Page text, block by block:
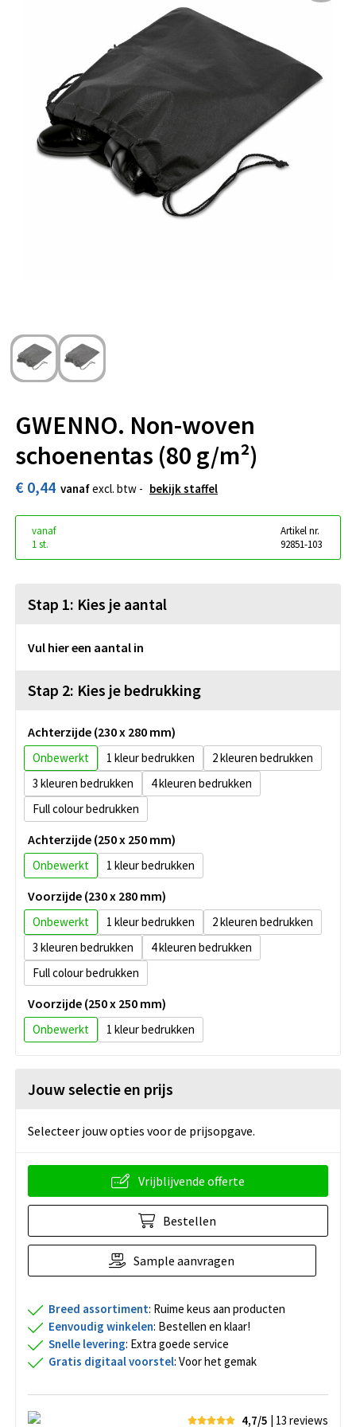
Arm- en handbescherming
Ademhalingsbescherming
Gehoorbescherming
Oog- en gelaatsbescherming
Hoofdbescherming
GWENNO. Non-woven
schoenentas (80 g/m²)
€ 0,44 vanafexcl. btw - bekijk staffel
vanaf
1 st.
Artikel nr.
92851-103
Stap 1: Kies je aantal
Vul hier een aantal in
Stap 2: Kies je bedrukking
Achterzijde (230 x 280 mm)
Onbewerkt 1
2
3
4
Full colour
Achterzijde (250 x 250 mm)
Onbewerkt 1
Voorzijde (230 x 280 mm)
Onbewerkt 1
2
3
4
Full colour
Voorzijde (250 x 250 mm)
Onbewerkt 1
Jouw selectie en prijs
Selecteer jouw opties voor de prijsopgave.
Vrijblijvende offerte
Bestellen
Sample aanvragen
Breed assortiment: Ruime keus aan producten
Eenvoudig winkelen: Bestellen en klaar!
Snelle levering: Extra goede service
Gratis digitaal voorstel: Voor het gemak
4,7/5 | 13 reviews